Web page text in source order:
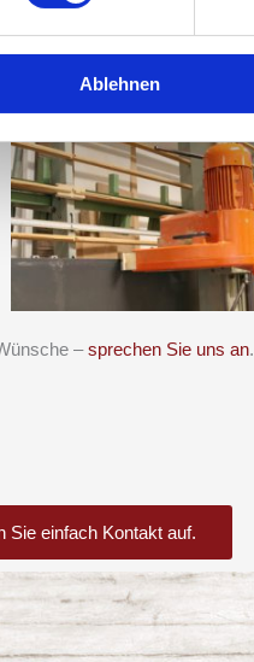
Ablehnen
–sprechen Sie uns an.
Sie einfach Kontakt auf.